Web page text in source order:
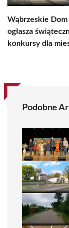
Wąbrzeskie
ogłasza
konkursy dla
Podobne